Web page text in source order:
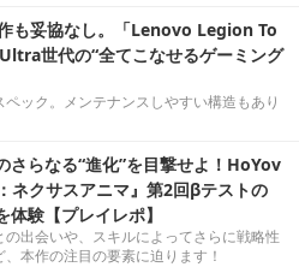
も妥協なし。「Lenovo Legion To
世代の“全てこなせるゲーミング
ック。メンテナンスしやすい構造もあり
さらなる“進化”を目撃せよ！HoYov
ネクサスアニマ』第2回βテストの
体験【プレイレポ】
の出会いや、スキルによってさらに戦略性
本作の注目の要素に迫ります！